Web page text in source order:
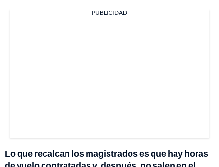
PUBLICIDAD
Lo que recalcan los magistrados es que hay horas